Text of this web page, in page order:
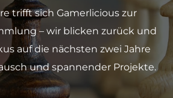
trifft sich Gamerlicious zur
– wir blicken zurück und
auf die nächsten zwei Jahre
und spannender Projekte.